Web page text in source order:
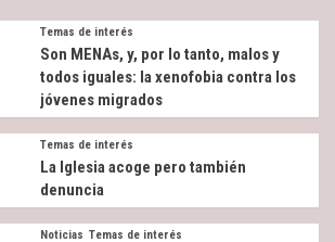
Temas de interés
Son MENAs, y, por lo tanto, malos y
todos iguales: la xenofobia contra los
jóvenes migrados
Temas de interés
La Iglesia acoge pero también
denuncia
Noticias Temas de interés